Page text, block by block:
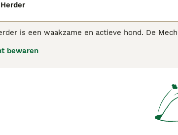
is een waakzame en actieve hond. De
bewaren